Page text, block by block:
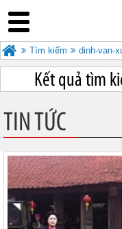
Tìm kiếm dinh-van-
Kết quả tìm
TIN TỨC